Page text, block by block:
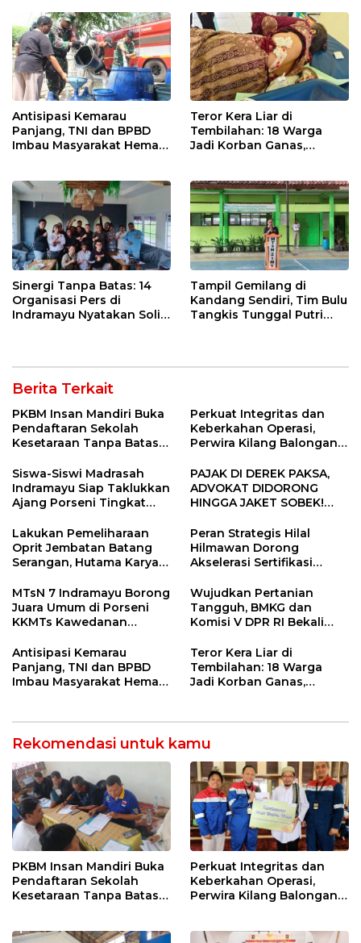
Antisipasi Kemarau
Panjang, TNI dan BPBD
Imbau Masyarakat Hemat
Teror Kera Liar di
Tembilahan: 18 Warga
Jadi Korban Ganas,
Sinergi Tanpa Batas: 14
Organisasi Pers di
Indramayu Nyatakan Solid
Tampil Gemilang di
Kandang Sendiri, Tim Bulu
Tangkis Tunggal Putri
Berita Terkait
PKBM Insan Mandiri Buka
Pendaftaran Sekolah
Kesetaraan Tanpa Batas
Perkuat Integritas dan
Keberkahan Operasi,
Perwira Kilang Balongan
Siswa-Siswi Madrasah
Indramayu Siap Taklukkan
Ajang Porseni Tingkat
PAJAK DI DEREK PAKSA,
ADVOKAT DIDORONG
HINGGA JAKET SOBEK!
Ngamuk Kepung Polresta
Pekanbaru!
Lakukan Pemeliharaan
Oprit Jembatan Batang
Serangan, Hutama Karya
55 Tol Binjai–Langsa
Peran Strategis Hilal
Hilmawan Dorong
Akselerasi Sertifikasi
Entaskan Kemiskinan di
Indramayu
MTsN 7 Indramayu Borong
Juara Umum di Porseni
KKMTs Kawedanan
Wujudkan Pertanian
Tangguh, BMKG dan
Komisi V DPR RI Bekali
Sekolah Lapang Iklim
Antisipasi Kemarau
Panjang, TNI dan BPBD
Imbau Masyarakat Hemat
Teror Kera Liar di
Tembilahan: 18 Warga
Jadi Korban Ganas,
Rekomendasi untuk kamu
PKBM Insan Mandiri Buka
Pendaftaran Sekolah
Kesetaraan Tanpa Batas
Perkuat Integritas dan
Keberkahan Operasi,
Perwira Kilang Balongan